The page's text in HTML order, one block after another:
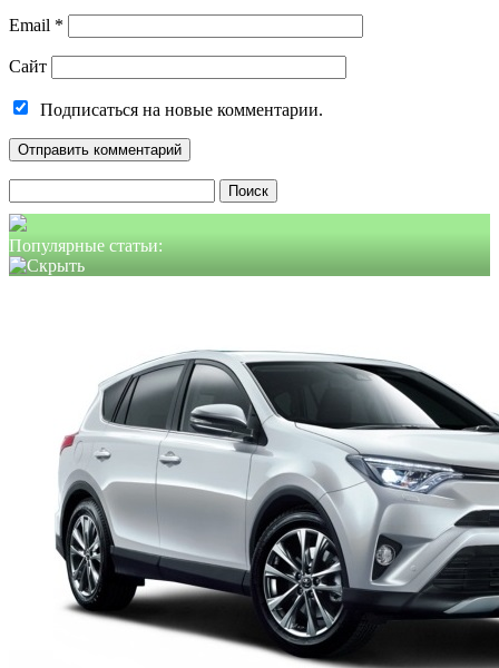
Email *
Сайт
Подписаться на новые комментарии.
Популярные статьи: